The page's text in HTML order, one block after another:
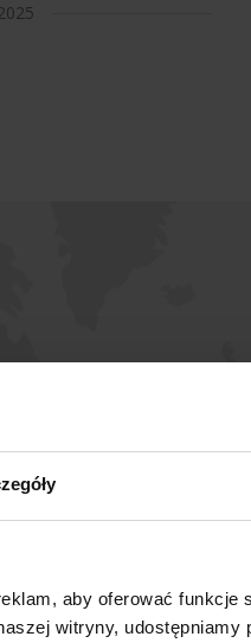
aby oferować funkcje
witryny, udostępniamy
SZUKAJ